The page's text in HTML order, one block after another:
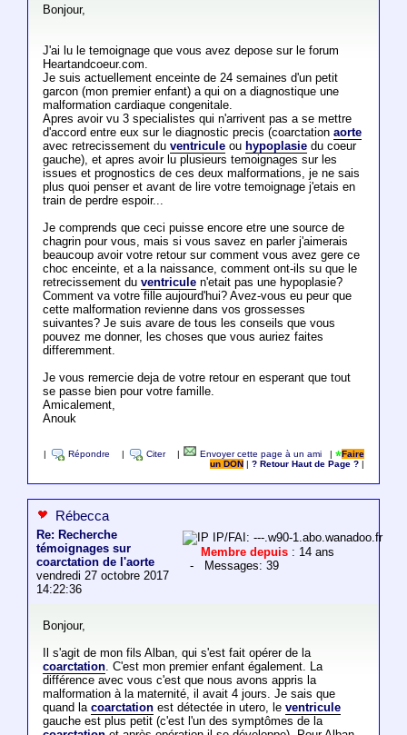
Bonjour,
J'ai lu le temoignage que vous avez depose sur le forum
Heartandcoeur.com.
Je suis actuellement enceinte de 24 semaines d'un petit
garcon (mon premier enfant) a qui on a diagnostique une
malformation cardiaque congenitale.
Apres avoir vu 3 specialistes qui n'arrivent pas a se mettre
d'accord entre eux sur le diagnostic precis (coarctation aorte
avec retrecissement du ventriculeou hypoplasiedu coeur
gauche), et apres avoir lu plusieurs temoignages sur les
issues et prognostics de ces deux malformations, je ne sais
plus quoi penser et avant de lire votre temoignage j'etais en
train de perdre espoir...
Je comprends que ceci puisse encore etre une source de
chagrin pour vous, mais si vous savez en parler j'aimerais
beaucoup avoir votre retour sur comment vous avez gere ce
choc enceinte, et a la naissance, comment ont-ils su que le
retrecissement du ventriculen'etait pas une hypoplasie?
Comment va votre fille aujourd'hui? Avez-vous eu peur que
cette malformation revienne dans vos grossesses
suivantes? Je suis avare de tous les conseils que vous
pouvez me donner, les choses que vous auriez faites
differemment.
Je vous remercie deja de votre retour en esperant que tout
se passe bien pour votre famille.
Amicalement,
Anouk
Répondre Citer Envoyer cette page à un ami |
Faire
un DON
|? Retour Haut de Page ?
Rébecca
Re: Recherche
témoignages sur
coarctation de l'aorte
vendredi 27 octobre 2017
14:22:36
IP/FAI: ---.w90-1.abo.wanadoo.fr
Membre depuis : 14 ans
- Messages: 39
Bonjour,
Il s'agit de mon fils Alban, qui s'est fait opérer de la
coarctation. C'est mon premier enfant également. La
différence avec vous c'est que nous avons appris la
malformation à la maternité, il avait 4 jours. Je sais que
quand la coarctationest détectée in utero, le ventricule
gauche est plus petit (c'est l'un des symptômes de la